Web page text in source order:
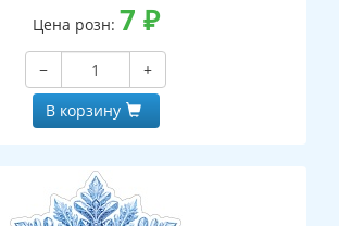
Цена розн: 7 ₽
−
+
В корзину